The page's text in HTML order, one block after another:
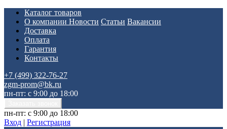
Каталог товаров
О компании Новости Статьи Вакансии
Доставка
Оплата
Гарантия
Контакты
+7 (499) 322-76-27
zgm-prom@bk.ru
пн-пт: с 9:00 до 18:00
пн-пт: с 9:00 до 18:00
Вход | Регистрация